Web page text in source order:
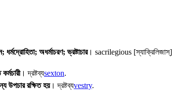
অধর্মাচরণ; ভ্রষ্টাচার। sacrilegious [স্যাক্রিলিজাস্‌]
। দ্রষ্টব্যsexton.
উপচার রক্ষিত হয়। দ্রষ্টব্যvestry.